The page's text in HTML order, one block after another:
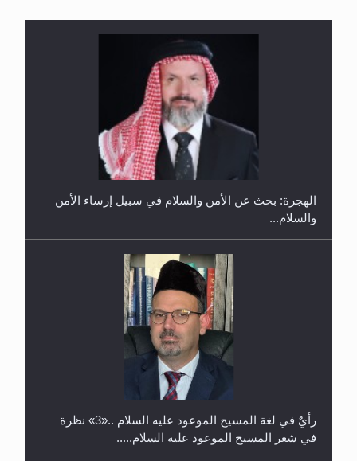
إتمام حفظ القرآن الكريم لثلاثة طلاب من مدرسة الحفظ
حفل توزيع الشهادات في الجامعة الأحمدية بنيجيريا لعام
الهجرة: بحث عن الأمن والسلام في سبيل إرساء الأمن
والسلام...
رأيٌ في لغة المسيح الموعود عليه السلام ..«3» نظرة
في شعر المسيح الموعود عليه السلام.....